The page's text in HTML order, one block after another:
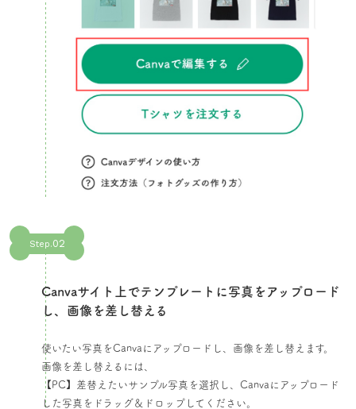
Step.02
Canvaサイト上でテンプレートに写真をアップロード
し、画像を差し替える​
使いたい写真をCanvaにアップロードし、画像を差し替えます。
画像を差し替えるには、
【PC】差替えたいサンプル写真を選択し、Canvaにアップロード
した写真をドラッグ＆ドロップしてください。